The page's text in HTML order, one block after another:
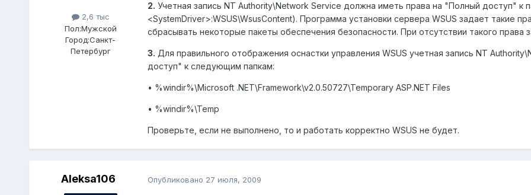
2,6 тыс
Пол:Мужской
Город:Санкт-
Петербург
2. Учетная запись NT Authority\Network Service должна иметь права на "Полный доступ" к
<SystemDriver>:WSUS\WsusContent). Программа установки сервера WSUS задает такие
сбрасывать некоторые пакеты обеспечения безопасности. При отсутствии такого
3. Для правильного отображения оснастки управления WSUS учетная запись NT
доступ" к следующим папкам:
• %windir%\Microsoft .NET\Framework\v2.0.50727\Temporary ASP.NET Files
• %windir%\Temp
Проверьте, если не выполнено, то и работать корректно WSUS не будет.
Aleksa106 Опубликовано 27 июля, 2009